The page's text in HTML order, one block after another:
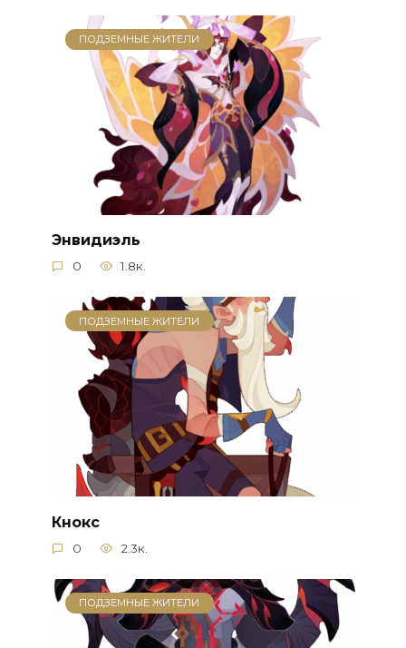
ПОДЗЕМНЫЕ ЖИТЕЛИ
Энвидиэль
0 1.8к.
ПОДЗЕМНЫЕ ЖИТЕЛИ
Кнокс
0 2.3к.
ПОДЗЕМНЫЕ ЖИТЕЛИ